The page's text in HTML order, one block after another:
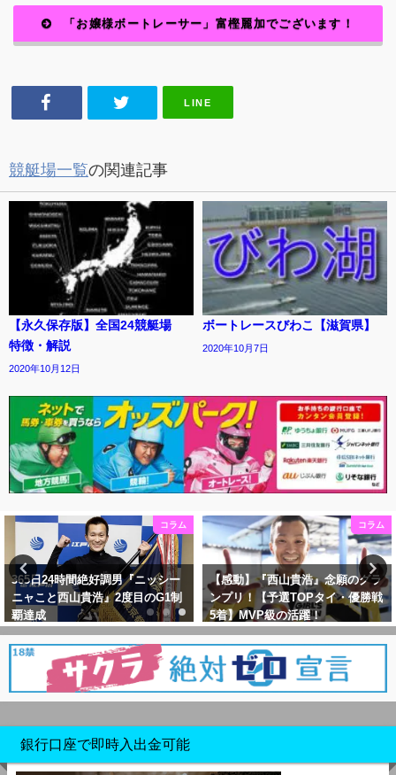
「お嬢様ボートレーサー」 富樫麗加でございます！
LINE
競艇場一覧の関連記事
【永久保存版】全国24競艇場
特徴・解説
2020年10月12日
ボートレースびわこ【滋賀県】
2020年10月7日
コラム
ッシー
のG1制
コラム
【感動】『西山貴浩』念願のグラ
ンプリ！【予選TOPタイ・優勝戦
5着】MVP級の活躍！
【SG】『第48回オー
西山貴浩SG王者への道
銀行口座で即時入出金可能